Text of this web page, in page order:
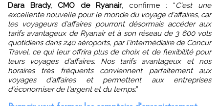
Dara Brady, CMO de Ryanair, confirme : “C'est une
excellente nouvelle pour le monde du voyage d'affaires, car
les voyageurs d'affaires pourront désormais accéder aux
tarifs avantageux de Ryanair et à son réseau de 3 600 vols
quotidiens dans 240 aéroports, par l'intermédiaire de Concur
Travel, ce qui leur offrira plus de choix et de flexibilité pour
leurs voyages d'affaires. Nos tarifs avantageux et nos
horaires très fréquents conviennent parfaitement aux
voyages d'affaires et permettent aux entreprises
d'économiser de l'argent et du temps.”